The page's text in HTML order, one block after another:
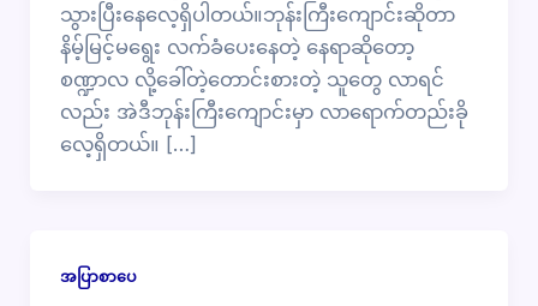
သွားပြီးနေလေ့ရှိပါတယ်။ဘုန်းကြီးကျောင်းဆိုတာ
နိမ့်မြင့်မရွေး လက်ခံပေးနေတဲ့ နေရာဆိုတော့
စဏ္ဍာလ လို့ခေါ်တဲ့တောင်းစားတဲ့ သူတွေ လာရင်
လည်း အဲဒီဘုန်းကြီးကျောင်းမှာ လာရောက်တည်းခို
လေ့ရှိတယ်။ […]
အပြာစာပေ